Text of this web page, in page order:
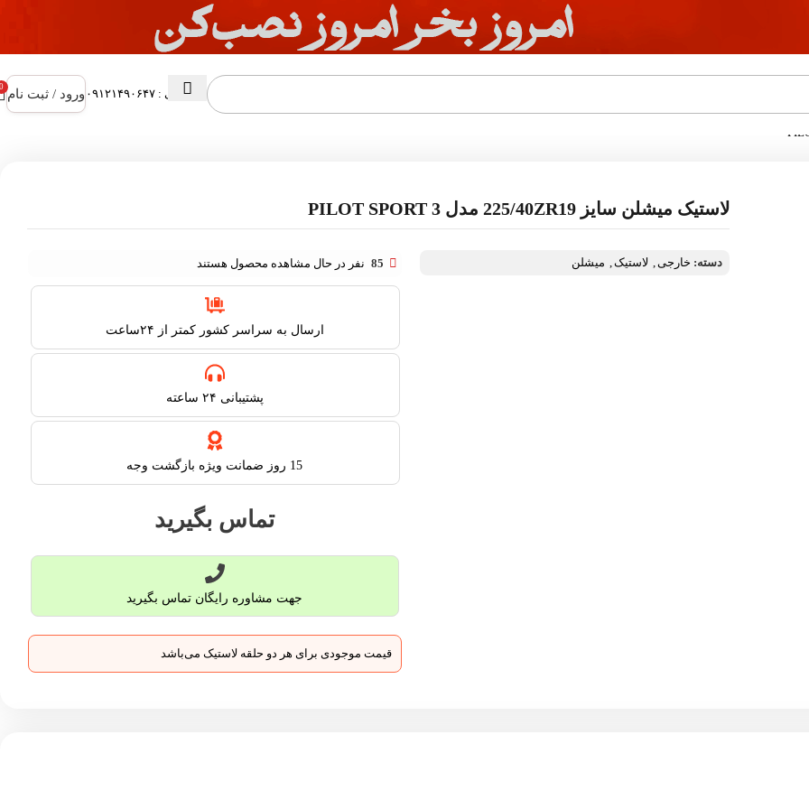
پشتیبانی : ۰۹۱۲۱۴۹۰۶۴۷ ورود / ثبت نام
لاستیک میشلن سایز 225/40ZR19 مدل PILOT SPORT 3
دسته: خارجی, لاستیک, میشلن 85 نفر در حال مشاهده محصول هستند
ارسال به سراسر کشور کمتر از ۲۴ساعت
پشتیبانی ۲۴ ساعته​
15 روز ضمانت ویژه بازگشت وجه
تماس بگیرید
جهت مشاوره رایگان تماس بگیرید
قیمت موجودی برای هر دو حلقه لاستیک می‌باشد